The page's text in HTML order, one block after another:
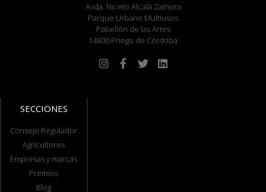
Avda. Niceto Alcalá Zamora
Parque Urbano Multiusos
Pabellón de las Artes
14800 Priego de Córdoba
SECCIONES
Consejo Regulador
Agricultores
Empresas y marcas
Premios
Blog